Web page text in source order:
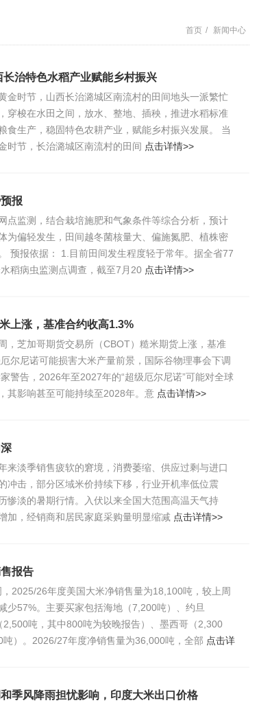
首页 / 新闻中心
治特色水稻产业赋能乡村振兴
金时节，山西长治潞城区南流村的田间地头一派繁忙
穿梭在水田之间，放水、整地、插秧，推进水稻标准
食生产，稳固特色农耕产业，赋能乡村振兴发展。 当
时节，长治潞城区南流村的田间 点击详情>>
报
点监测，结合栽培施肥和气象条件等综合分析，预计
为偏轻发生，田间越冬菌核量大、偏施氮肥、植株密
预报依据： 1.目前田间发生程度轻于常年。据全省77
稻病虫监测点调查，截至7月20 点击详情>>
上涨，基准合约收高1.3%
，芝加哥期货交易所（CBOT）糙米期货上涨，基准
尔尼诺可能损害大米产量前景，国际谷物理事会下调
警告，2026年至2027年的“超级厄尔尼诺”可能对全球
其影响甚至可能持续至2028年。意 点击详情>>
来淡季销售疲软的窘境，消费萎缩、供应过剩与进口
冲击，部分区域米价持续下移，行业开机率低位震
惨淡的暑期行情。入伏以来全国大范围高温天气持
加，经销商和居民家庭采购量明显缩减 点击详情>>
报告
2025/26年度美国大米净销售量为18,100吨，较上周
少57%。主要买家包括海地（7,200吨）、约旦
2,500吨，其中800吨为较晚报告）、墨西哥（2,300
）。2026/27年度净销售量为36,000吨，全部 点击详
季风降雨担忧影响，印度大米出口价格